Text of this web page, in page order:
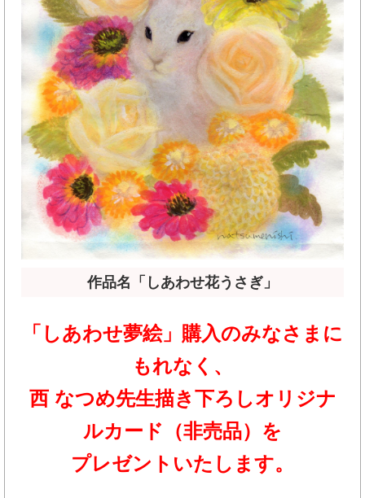
作品名「しあわせ花うさぎ」
「しあわせ夢絵」購入のみなさまに
もれなく、
西 なつめ先生描き下ろしオリジナ
ルカード（非売品）を
プレゼントいたします。